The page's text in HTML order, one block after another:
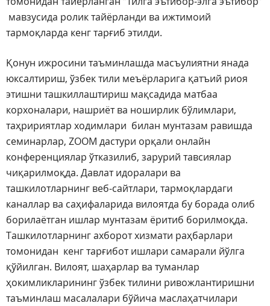
мавзусида ролик тайёрланди ва ижтимоий
тармоқларда кенг тарғиб этилди.
Қонун ижросини таъминлашда масъулиятни янада
юксалтириш, ўзбек тили меъёрларига қатъий риоя
этишни ташкиллаштириш мақсадида матбаа
корхоналари, нашриёт ва ноширлик бўлимлари,
таҳририятлар ходимлари билан мунтазам равишда
семинарлар, ZOOМ дастури орқали онлайн
конференциялар ўтказилиб, зарурий тавсиялар
чиқарилмоқда. Давлат идоралари ва
ташкилотларнинг веб-сайтлари, тармоқлардаги
каналлар ва саҳифаларида вилоятда бу борада олиб
борилаётган ишлар мунтазам ёритиб борилмоқда.
Ташкилотларнинг ахборот хизмати раҳбарлари
томонидан кенг тарғибот ишлари самарали йўлга
қўйилган. Вилоят, шаҳарлар ва туманлар
ҳокимликларининг ўзбек тилини ривожлантиришни
таъминлаш масалалари бўйича маслаҳатчилари